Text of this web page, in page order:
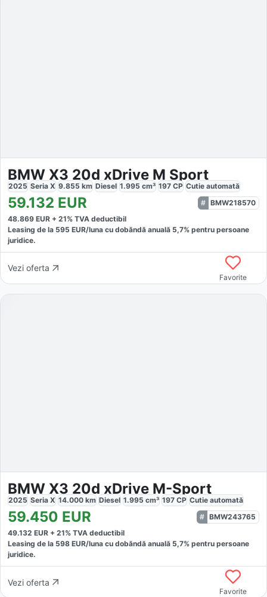
BMW X3 20d xDrive M Sport
2025 Seria X 9.855 km Diesel 1.995 cm³ 197 CP Cutie automată
59.132 EUR
BMW218570
48.869 EUR + 21% TVA deductibil
Leasing de la 595 EUR/luna cu dobăndă anuală 5,7% pentru persoane
juridice.
Vezi oferta
Favorite
BMW X3 20d xDrive M-Sport
2025 Seria X 14.000 km Diesel 1.995 cm³ 197 CP Cutie automată
59.450 EUR
BMW243765
49.132 EUR + 21% TVA deductibil
Leasing de la 598 EUR/luna cu dobăndă anuală 5,7% pentru persoane
juridice.
Vezi oferta
Favorite